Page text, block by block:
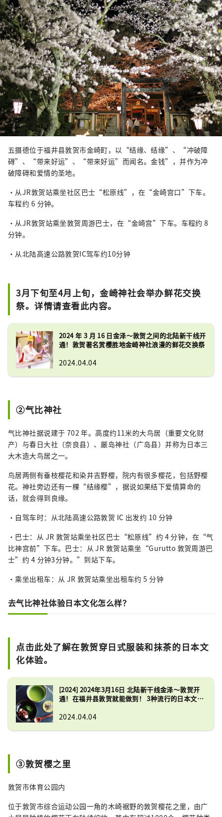
五摄德位于福井县敦贺市金崎町，以“结缘、结缘”、“冲破障
碍”、“带来好运”、“带来好运”而闻名。金钱”，并作为冲
破障碍和爱情的圣地。
・从JR敦贺站乘坐社区巴士“松原线”，在“金崎宫口”下车。
车程约 6 分钟。
・从JR敦贺站乘坐敦贺周游巴士，在“金崎宫”下车。车程约 8
分钟。
・从北陆高速公路敦贺IC驾车约10分钟
3月下旬至4月上旬，金崎神社会举办鲜花交换
祭。详情请查看此内容。
2024 年 3 月 16 日金泽～敦贺之间的北陆新干线开
通！敦贺著名赏樱胜地金崎神社浪漫的鲜花交换祭
2024.04.04
②气比神社
气比神社据说建于 702 年。高度约11米的大鸟居（重要文化财
产）与春日大社（奈良县）、厳岛神社（广岛县）并称为日本三
大木造大鸟居之一。
鸟居两侧有垂枝樱花和染井吉野樱，院内有很多樱花，包括野樱
花。神社旁边还有一棵“结缘樱”，据说如果结下爱情算命的
话，就会得到良缘。
・自驾车时：从北陆高速公路敦贺 IC 出发约 10 分钟
・巴士：从 JR 敦贺站乘坐社区巴士“松原线”约 4 分钟，在“气
比神宫前”下车。巴士：从 JR 敦贺站乘坐“Gurutto 敦贺周游巴
士”约 4 分钟3分钟。”到站下车。
・乘坐出租车：从 JR 敦贺站乘坐出租车约 5 分钟
去气比神社体验日本文化怎么样？
点击此处了解在敦贺穿日式服装和抹茶的日本文
化体验。
[2024] 2024年3月16日 北陆新干线金泽～敦贺开
通！在福井县敦贺就能做到！ 3种流行的日本文化
2024.04.04
③敦贺樱之里
敦贺市体育公园内
位于敦贺市综合运动公园一角的木崎裾野的敦贺樱花之里，由广